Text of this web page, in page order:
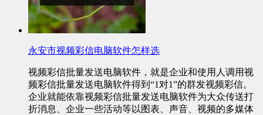
永安市视频彩信电脑软件怎样选
视频彩信批量发送电脑软件，就是企业和使用人调用视
频彩信批量发送电脑软件得到“1对1”的群发视频彩信。
企业就能依靠视频彩信批量发送电脑软件为大众传送打
折消息、企业一些活动等以图表、声音、视频的多媒体